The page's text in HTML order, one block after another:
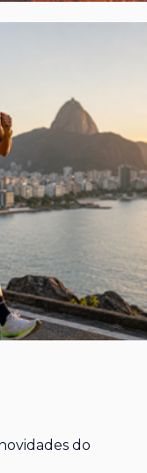
do